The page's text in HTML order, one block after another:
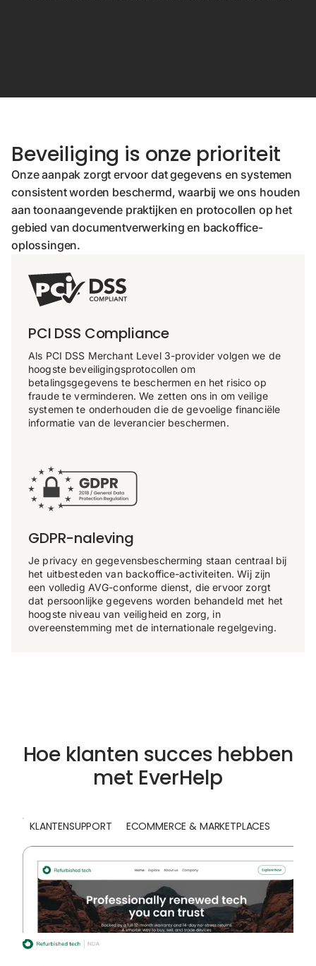
Beveiliging is onze prioriteit
Onze aanpak zorgt ervoor dat gegevens en systemen
consistent worden beschermd, waarbij we ons houden
aan toonaangevende praktijken en protocollen op het
gebied van documentverwerking en backoffice-
oplossingen.
PCI DSS Compliance
Als PCI DSS Merchant Level 3-provider volgen we de
hoogste beveiligingsprotocollen om
betalingsgegevens te beschermen en het risico op
fraude te verminderen. We zetten ons in om veilige
systemen te onderhouden die de gevoelige financiële
informatie van de leverancier beschermen.
GDPR-naleving
Je privacy en gegevensbescherming staan ​​centraal bij
het uitbesteden van backoffice-activiteiten. Wij zijn
een volledig AVG-conforme dienst, die ervoor zorgt
dat persoonlijke gegevens worden behandeld met het
hoogste niveau van veiligheid en zorg, in
overeenstemming met de internationale regelgeving.
Hoe klanten succes hebben
met EverHelp
KLANTENSUPPORT ECOMMERCE & MARKETPLACES